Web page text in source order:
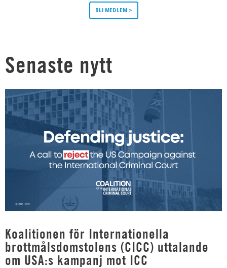
BLI MEDLEM >
Senaste nytt
Koalitionen för Internationella
brottmålsdomstolens (CICC) uttalande
om USA:s kampanj mot ICC